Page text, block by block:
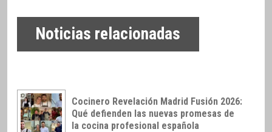
Noticias relacionadas
Cocinero Revelación Madrid Fusión 2026:
Qué defienden las nuevas promesas de
la cocina profesional española